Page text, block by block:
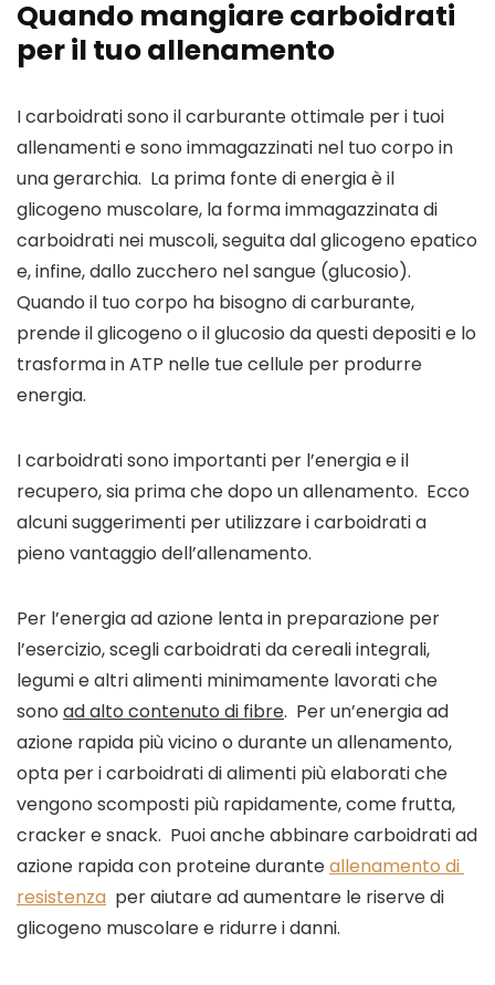
Quando mangiare carboidrati
per il tuo allenamento
I carboidrati sono il carburante ottimale per i tuoi
allenamenti e sono immagazzinati nel tuo corpo in
una gerarchia.  La prima fonte di energia è il
glicogeno muscolare, la forma immagazzinata di
carboidrati nei muscoli, seguita dal glicogeno epatico
e, infine, dallo zucchero nel sangue (glucosio).
Quando il tuo corpo ha bisogno di carburante,
prende il glicogeno o il glucosio da questi depositi e lo
trasforma in ATP nelle tue cellule per produrre
energia.
I carboidrati sono importanti per l’energia e il
recupero, sia prima che dopo un allenamento.  Ecco
alcuni suggerimenti per utilizzare i carboidrati a
pieno vantaggio dell’allenamento.
Per l’energia ad azione lenta in preparazione per
l’esercizio, scegli carboidrati da cereali integrali,
legumi e altri alimenti minimamente lavorati che
sono ad alto contenuto di fibre.  Per un’energia ad
azione rapida più vicino o durante un allenamento,
opta per i carboidrati di alimenti più elaborati che
vengono scomposti più rapidamente, come frutta,
cracker e snack.  Puoi anche abbinare carboidrati ad
azione rapida con proteine ​​durante allenamento di
resistenza
  per aiutare ad aumentare le riserve di
glicogeno muscolare e ridurre i danni.